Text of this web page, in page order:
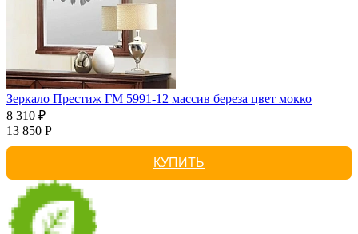
Зеркало Престиж ГМ 5991-12 массив береза цвет мокко
8 310 ₽
13 850 Р
КУПИТЬ